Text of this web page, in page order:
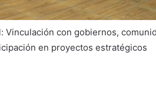
Vinculación con gobiernos,
en proyectos estratégicos